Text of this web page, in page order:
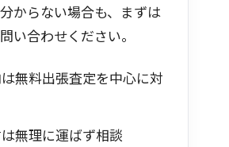
からない場合も、まずは
い合わせください。
無料出張査定を中心に対
無理に運ばず相談